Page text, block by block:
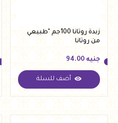
زبدة روتانا 100جم "طبيعي
من روتانا
جنيه
جنيه 94.00
أضف للسلة